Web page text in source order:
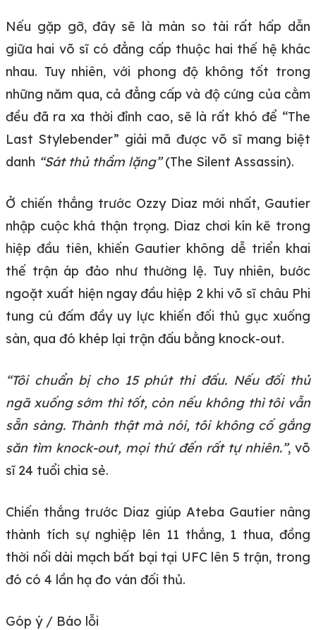
Nếu gặp gỡ, đây sẽ là màn so tài rất hấp dẫn
giữa hai võ sĩ có đẳng cấp thuộc hai thế hệ khác
nhau. Tuy nhiên, với phong độ không tốt trong
những năm qua, cả đẳng cấp và độ cứng của cằm
đều đã ra xa thời đỉnh cao, sẽ là rất khó để “The
Last Stylebender” giải mã được võ sĩ mang biệt
danh “Sát thủ thầm lặng”(The Silent Assassin).
Ở chiến thắng trước Ozzy Diaz mới nhất, Gautier
nhập cuộc khá thận trọng. Diaz chơi kín kẽ trong
hiệp đầu tiên, khiến Gautier không dễ triển khai
thế trận áp đảo như thường lệ. Tuy nhiên, bước
ngoặt xuất hiện ngay đầu hiệp 2 khi võ sĩ châu Phi
tung cú đấm đầy uy lực khiến đối thủ gục xuống
sàn, qua đó khép lại trận đấu bằng knock-out.
“Tôi chuẩn bị cho 15 phút thi đấu. Nếu đối thủ
ngã xuống sớm thì tốt, còn nếu không thì tôi vẫn
sẵn sàng. Thành thật mà nói, tôi không cố gắng
săn tìm knock-out, mọi thứ đến rất tự nhiên.”, võ
sĩ 24 tuổi chia sẻ.
Chiến thắng trước Diaz giúp Ateba Gautier nâng
thành tích sự nghiệp lên 11 thắng, 1 thua, đồng
thời nối dài mạch bất bại tại UFC lên 5 trận, trong
đó có 4 lần hạ đo ván đối thủ.
Góp ý / Báo lỗi